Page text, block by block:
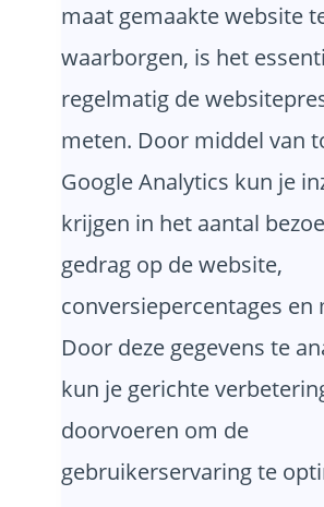
maat gemaakte website
waarborgen, is het
regelmatig de
meten. Door middel van
Google Analytics kun je
krijgen in het aantal
gedrag op de website,
conversiepercentages en
Door deze gegevens te
kun je gerichte
doorvoeren om de
gebruikerservaring te